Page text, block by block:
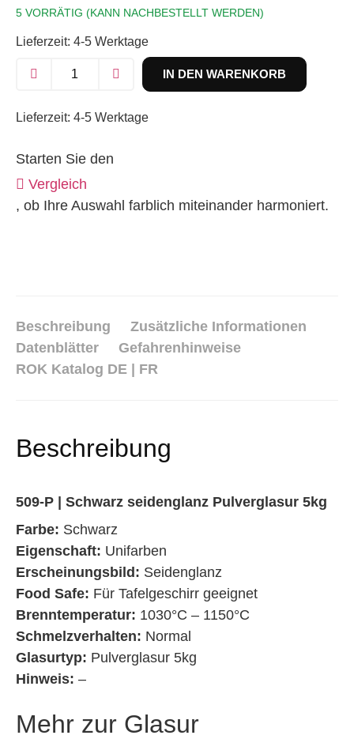
5 VORRÄTIG (KANN NACHBESTELLT WERDEN)
Lieferzeit: 4-5 Werktage
IN DEN WARENKORB
Lieferzeit: 4-5 Werktage
Starten Sie den
Vergleich
, ob Ihre Auswahl farblich miteinander harmoniert.
Beschreibung
Zusätzliche Informationen
Datenblätter
Gefahrenhinweise
ROK Katalog DE | FR
Beschreibung
509-P | Schwarz seidenglanz Pulverglasur 5kg
Farbe: Schwarz
Eigenschaft: Unifarben
Erscheinungsbild: Seidenglanz
Food Safe: Für Tafelgeschirr geeignet
Brenntemperatur: 1030°C – 1150°C
Schmelzverhalten: Normal
Glasurtyp: Pulverglasur 5kg
Hinweis: –
Mehr zur Glasur